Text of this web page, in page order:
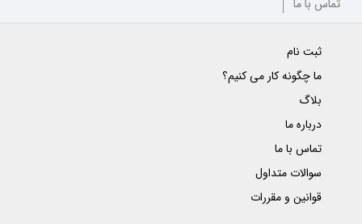
تماس با ما
ثبت نام
ما چگونه کار می کنیم؟
بلاگ
درباره ما
تماس با ما
سوالات متداول
قوانین و مقررات